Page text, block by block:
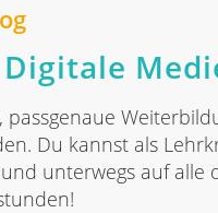
Du kannst als
unterwegs auf